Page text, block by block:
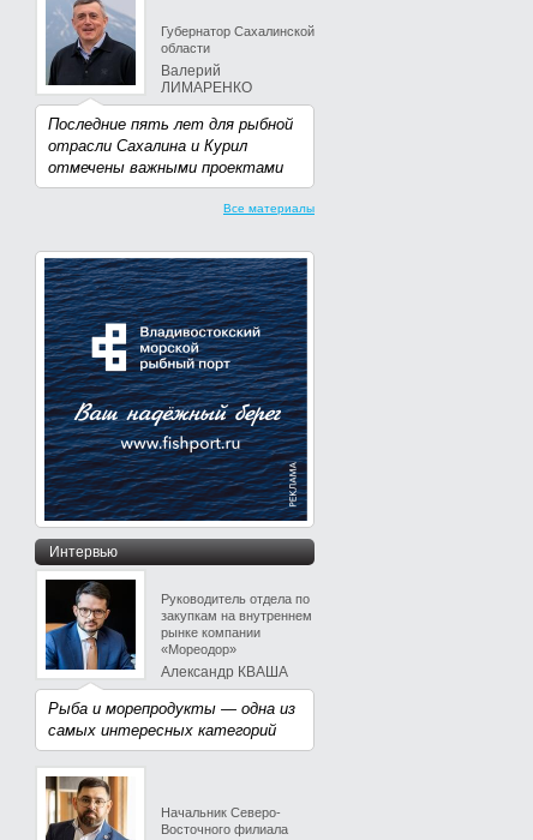
Губернатор Сахалинской
области
Валерий
ЛИМАРЕНКО
Последние пять лет для рыбной
отрасли Сахалина и Курил
отмечены важными проектами
Все материалы
Интервью
Руководитель отдела по
закупкам на внутреннем
рынке компании
«Мореодор»
Александр КВАША
Рыба и морепродукты — одна из
самых интересных категорий
Начальник Северо-
Восточного филиала